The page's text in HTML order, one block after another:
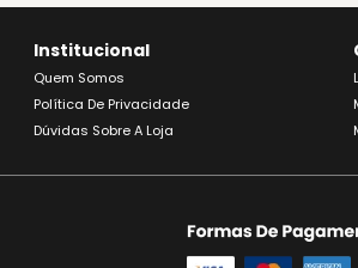
Institucional
Quem Somos
Política De Privacidade
Dúvidas Sobre A Loja